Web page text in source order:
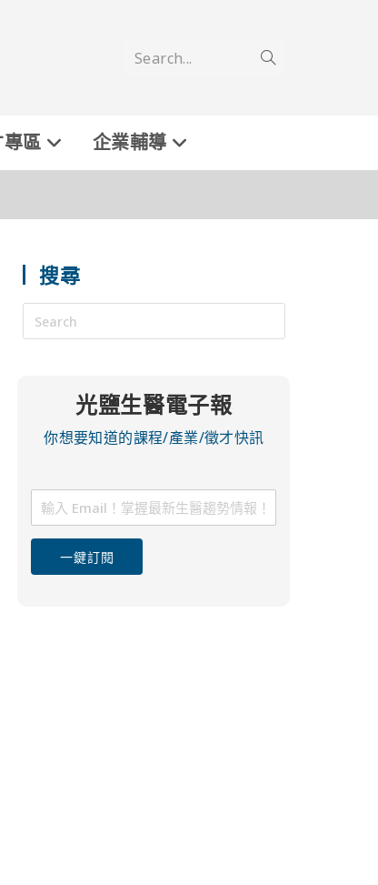
Search...
區 企業輔導
搜尋
光鹽生醫電子報
你想要知道的課程/產業/徵才快訊
一鍵訂閱